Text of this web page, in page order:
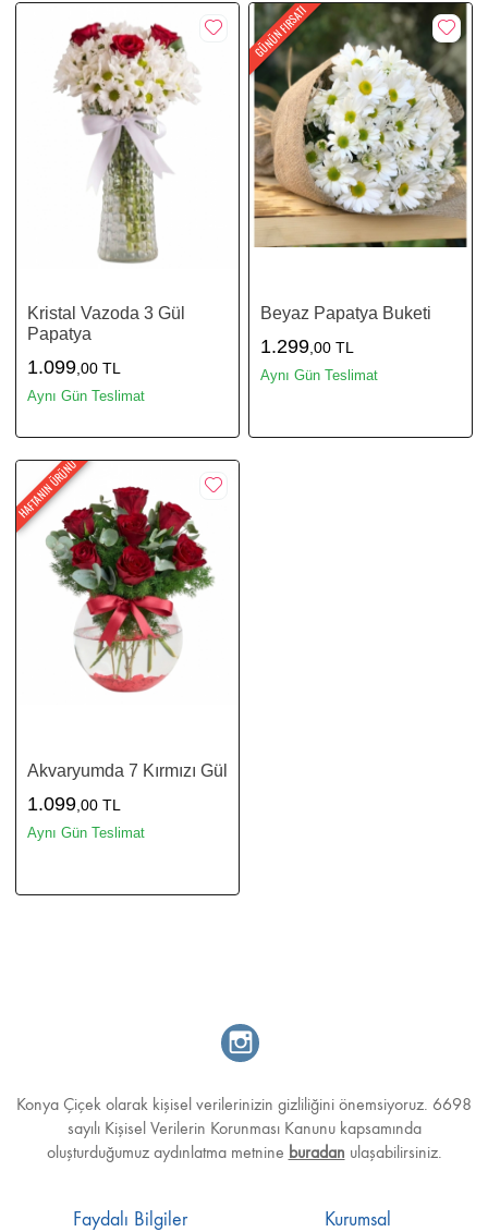
Kristal Vazoda 3 Gül
Papatya
1.099 ,00 TL
Aynı Gün Teslimat
GÜNÜN FIRSATI
Beyaz Papatya Buketi
1.299 ,00 TL
Aynı Gün Teslimat
HAFTANIN ÜRÜNÜ
Akvaryumda 7 Kırmızı Gül
1.099 ,00 TL
Aynı Gün Teslimat
Konya Çiçek olarak kişisel verilerinizin gizliliğini önemsiyoruz. 6698
sayılı Kişisel Verilerin Korunması Kanunu kapsamında
oluşturduğumuz aydınlatma metnine buradan ulaşabilirsiniz.
Faydalı Bilgiler Kurumsal